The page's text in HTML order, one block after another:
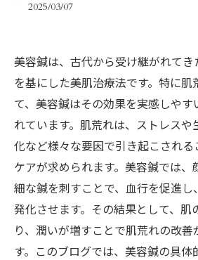
2025/03/07
美容鍼は、古代から受け継がれて
を基にした美肌治療法です。特に肌
て、美容鍼はその効果を実感しやす
れています。肌荒れは、ストレスや
化など様々な要因で引き起こされ
ケアが求められます。美容鍼では、
細な鍼を刺すことで、血行を促進
発化させます。その結果として、肌
り、潤いが増すことで肌荒れの改
す。このブログでは、美容鍼の具体